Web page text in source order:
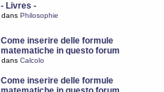
- Livres -
dans Philosophie
Come inserire delle formule
matematiche in questo forum
dans Calcolo
Come inserire delle formule